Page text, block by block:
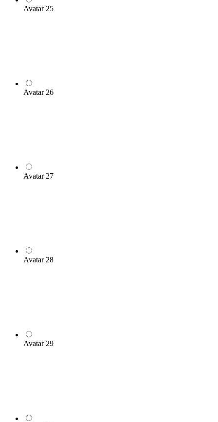
Avatar 25
Avatar 26
Avatar 27
Avatar 28
Avatar 29